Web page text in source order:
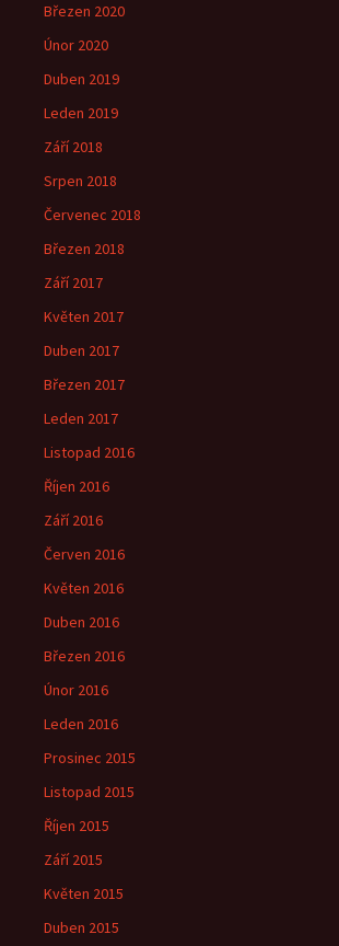
Březen 2020
Únor 2020
Duben 2019
Leden 2019
Září 2018
Srpen 2018
Červenec 2018
Březen 2018
Září 2017
Květen 2017
Duben 2017
Březen 2017
Leden 2017
Listopad 2016
Říjen 2016
Září 2016
Červen 2016
Květen 2016
Duben 2016
Březen 2016
Únor 2016
Leden 2016
Prosinec 2015
Listopad 2015
Říjen 2015
Září 2015
Květen 2015
Duben 2015